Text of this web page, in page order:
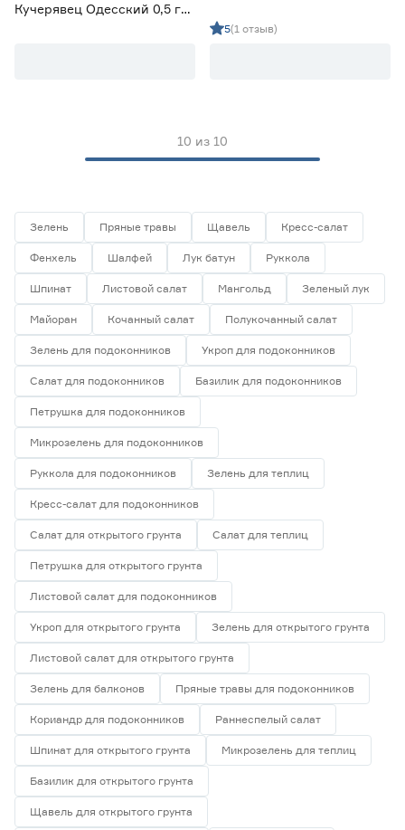
Шиловидная
Кучерявец Одесский 0,5 г
5(1 отзыв)
10 из 10
Зелень Пряные травы Щавель Кресс-салат
Фенхель Шалфей Лук батун Руккола
Шпинат Листовой салат Мангольд Зеленый лук
Майоран Кочанный салат Полукочанный салат
Зелень для подоконников Укроп для подоконников
Салат для подоконников Базилик для подоконников
Петрушка для подоконников
Микрозелень для подоконников
Руккола для подоконников Зелень для теплиц
Кресс-салат для подоконников
Салат для открытого грунта Салат для теплиц
Петрушка для открытого грунта
Листовой салат для подоконников
Укроп для открытого грунта Зелень для открытого грунта
Листовой салат для открытого грунта
Зелень для балконов Пряные травы для подоконников
Кориандр для подоконников Раннеспелый салат
Шпинат для открытого грунта Микрозелень для теплиц
Базилик для открытого грунта
Щавель для открытого грунта